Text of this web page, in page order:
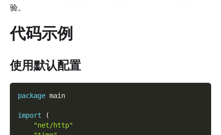
验。
代码示例
使用默认配置
package main
import
(
"net/http"